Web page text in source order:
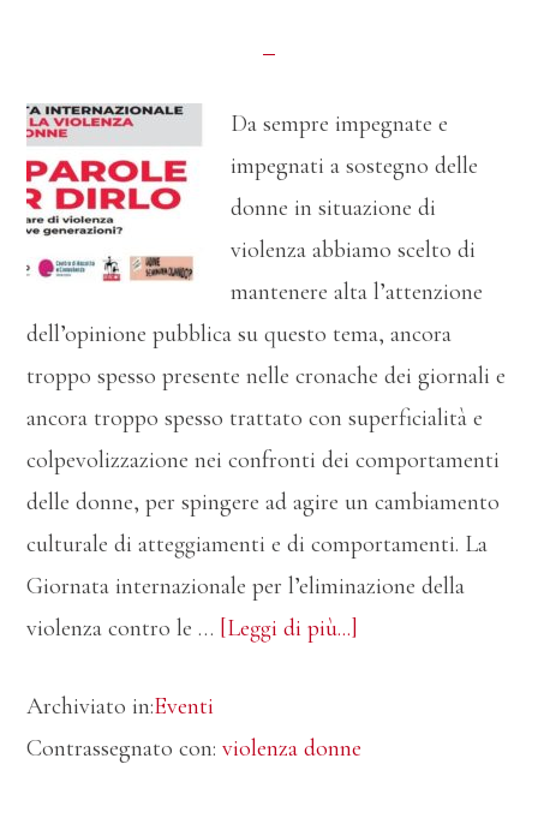
Da sempre impegnate e
impegnati a sostegno delle
donne in situazione di
violenza abbiamo scelto di
mantenere alta l’attenzione
dell’opinione pubblica su questo tema, ancora
troppo spesso presente nelle cronache dei giornali e
ancora troppo spesso trattato con superficialità e
colpevolizzazione nei confronti dei comportamenti
delle donne, per spingere ad agire un cambiamento
culturale di atteggiamenti e di comportamenti. La
Giornata internazionale per l’eliminazione della
violenza contro le … [Leggi di più...]
GIORNATA
Archiviato in:Eventi
Contrassegnato con:violenza donne